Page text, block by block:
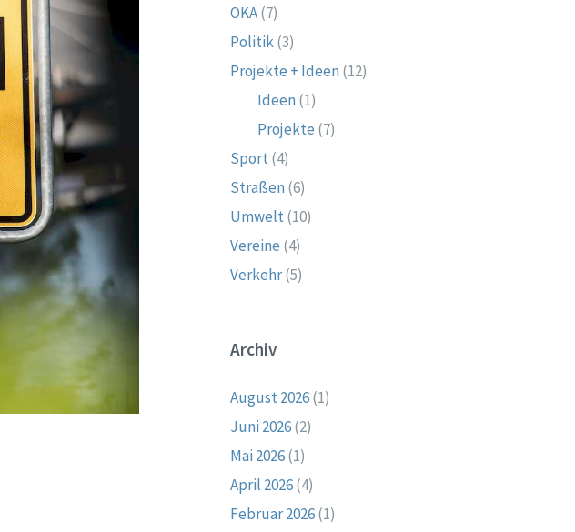
OKA(7)
Politik(3)
Projekte + Ideen (12)
Ideen (1)
Projekte (7)
Sport(4)
Straßen (6)
Umwelt(10)
Vereine (4)
Verkehr(5)
Archiv
August 2026(1)
Juni 2026(2)
Mai 2026(1)
April 2026(4)
Februar 2026(1)